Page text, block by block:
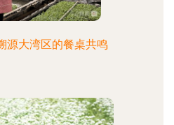
源大湾区的餐桌共鸣